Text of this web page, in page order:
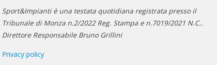
Sport&Impianti è una testata quotidiana registrata presso il
Tribunale di Monza n.2/2022 Reg. Stampa e n.7019/2021 N.C..
Direttore Responsabile Bruno Grillini
Privacy policy